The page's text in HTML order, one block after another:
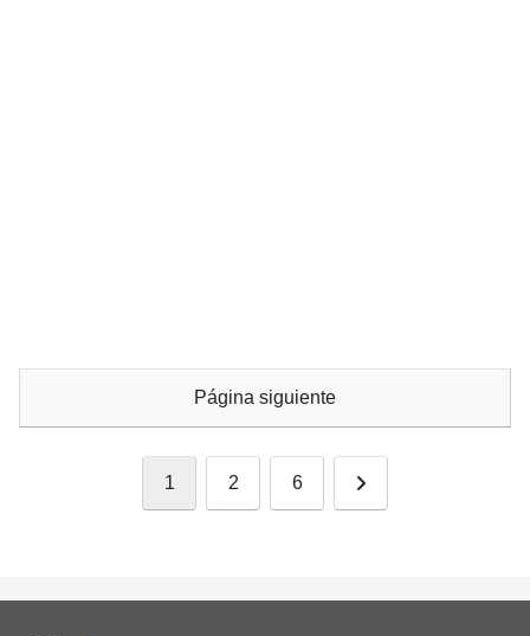
Página siguiente
1 2 6 Siguiente